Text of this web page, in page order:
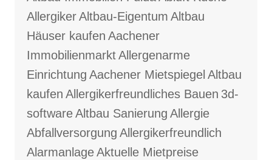
AllergikerAltbau-Eigentum Altbau
Häuser kaufen Aachener
ImmobilienmarktAllergenarme
Einrichtung Aachener Mietspiegel Altbau
kaufen Allergikerfreundliches Bauen 3d-
softwareAltbau Sanierung Allergie
Abfallversorgung Allergikerfreundlich
AlarmanlageAktuelle Mietpreise